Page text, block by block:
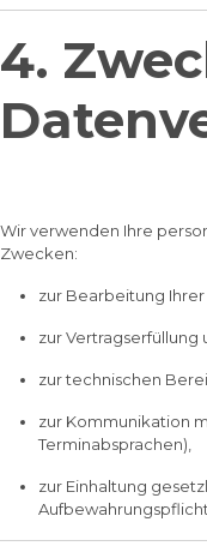
4.
Wir verwenden Ihre
Zwecken:
zur Bearbeitung
zur Vertragserfüllung
zur technischen
zur Kommunikation
Terminabsprachen),
zur Einhaltung